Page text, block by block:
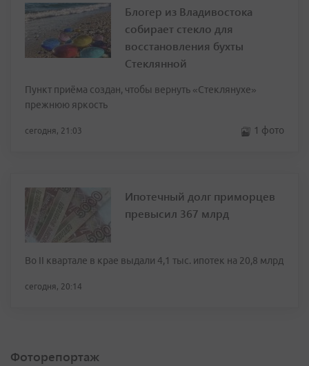
Блогер из Владивостока
собирает стекло для
восстановления бухты
Стеклянной
Пункт приёма создан, чтобы вернуть «Стеклянухе»
прежнюю яркость
сегодня, 21:03 1 фото
Ипотечный долг приморцев
превысил 367 млрд
Во II квартале в крае выдали 4,1 тыс. ипотек на 20,8 млрд
сегодня, 20:14
Фоторепортаж